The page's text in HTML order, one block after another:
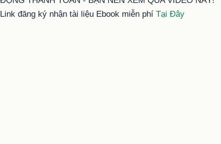
Link đăng ký nhận tài liệu Ebook miễn phí Tại Đây